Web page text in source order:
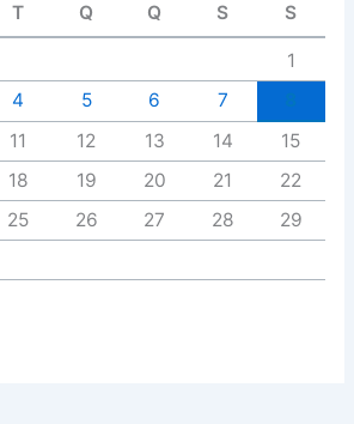
T Q Q S S
1
4 5 6 7
11 12 13 14
15
18 19 20 21
22
25 26 27 28
29